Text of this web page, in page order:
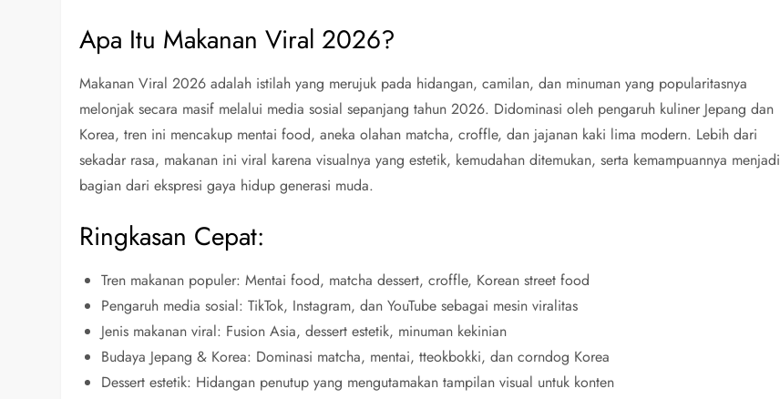
Apa Itu Makanan Viral 2026?
Makanan Viral 2026 adalah istilah yang merujuk pada hidangan, camilan, dan minuman yang popularitasnya
melonjak secara masif melalui media sosial sepanjang tahun 2026. Didominasi oleh pengaruh kuliner Jepang dan
Korea, tren ini mencakup mentai food, aneka olahan matcha, croffle, dan jajanan kaki lima modern. Lebih dari
sekadar rasa, makanan ini viral karena visualnya yang estetik, kemudahan ditemukan, serta kemampuannya menjadi
bagian dari ekspresi gaya hidup generasi muda.
Ringkasan Cepat:
Tren makanan populer: Mentai food, matcha dessert, croffle, Korean street food
Pengaruh media sosial: TikTok, Instagram, dan YouTube sebagai mesin viralitas
Jenis makanan viral: Fusion Asia, dessert estetik, minuman kekinian
Budaya Jepang & Korea: Dominasi matcha, mentai, tteokbokki, dan corndog Korea
Dessert estetik: Hidangan penutup yang mengutamakan tampilan visual untuk konten